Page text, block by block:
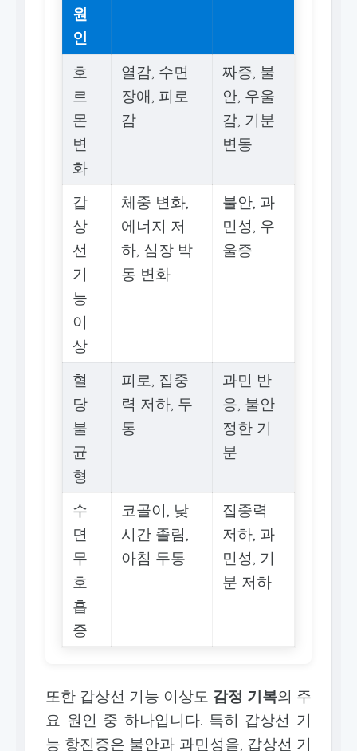
원
인
호
르
몬
변
화
열감, 수면
장애, 피로
감
짜증, 불
안, 우울
감, 기분
변동
갑
상
선
기
능
이
상
체중 변화,
에너지 저
하, 심장 박
동 변화
불안, 과
민성, 우
울증
혈
당
불
균
형
피로, 집중
력 저하, 두
통
과민 반
응, 불안
정한 기
분
수
면
무
호
흡
증
코골이, 낮
시간 졸림,
아침 두통
집중력
저하, 과
민성, 기
분 저하
또한 갑상선 기능 이상도 감정 기복의 주
요 원인 중 하나입니다. 특히 갑상선 기
능 항진증은 불안과 과민성을, 갑상선 기